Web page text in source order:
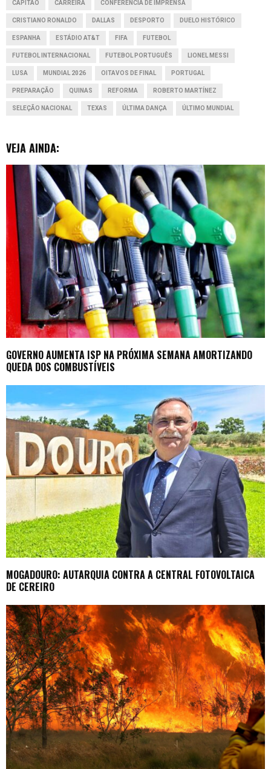
k p n
e
CAPITÃO CARREIRA CONFERÊNCIA DE IMPRENSA
CRISTIANO RONALDO DALLAS DESPORTO DUELO HISTÓRICO
ESPANHA ESTÁDIO AT&T FIFA FUTEBOL
FUTEBOL INTERNACIONAL FUTEBOL PORTUGUÊS LIONEL MESSI
LUSA MUNDIAL 2026 OITAVOS DE FINAL PORTUGAL
PREPARAÇÃO QUINAS REFORMA ROBERTO MARTÍNEZ
SELEÇÃO NACIONAL TEXAS ÚLTIMA DANÇA ÚLTIMO MUNDIAL
VEJA AINDA:
GOVERNO AUMENTA ISP NA PRÓXIMA SEMANA AMORTIZANDO
QUEDA DOS COMBUSTÍVEIS
MOGADOURO: AUTARQUIA CONTRA A CENTRAL FOTOVOLTAICA
DE CEREIRO